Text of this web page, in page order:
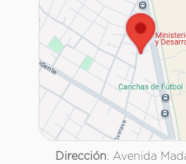
Dirección: Avenida